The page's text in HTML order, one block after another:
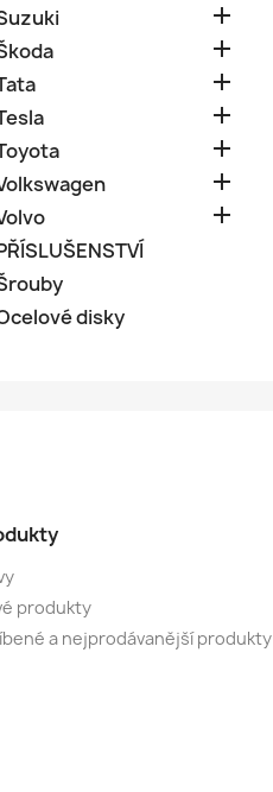







disky
produkty
a nejprodávanější produkty